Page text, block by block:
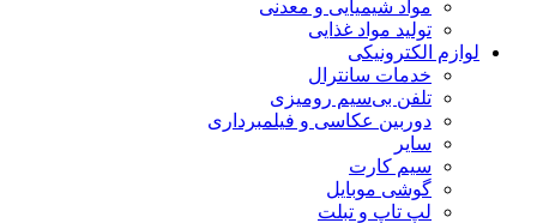
مواد شیمیایی و معدنی
تولید مواد غذایی
لوازم الکترونیکی
خدمات سانترال
تلفن بی‌سیم رومیزی
دوربین عکاسی و فیلمبرداری
سایر
سیم کارت
گوشی موبایل
لپ تاپ و تبلت